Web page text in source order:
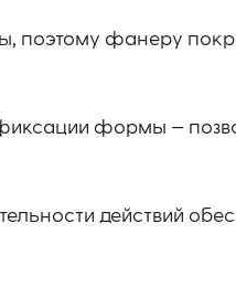
поэтому фанеру
формы —
действий